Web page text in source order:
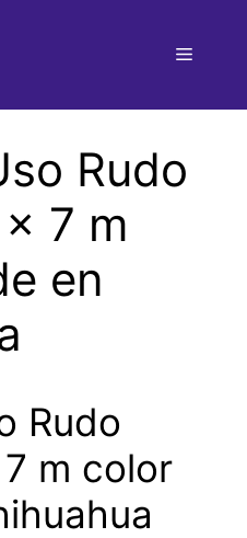
Menú
Rudo
7 m
en
Rudo
m color